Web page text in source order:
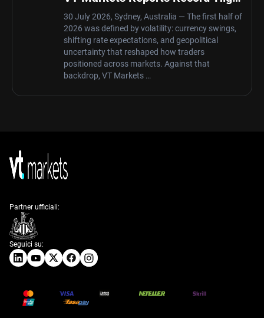
Trading Volume of $8 Trillion
30 July 2026, Sydney, Australia — The first half of
2026 was defined by volatility: currency swings,
shifting rate expectations, and geopolitical
uncertainty that reshaped how traders
positioned across markets. Against that
backdrop, VT Markets …
Seguici su:
Partner ufficiali: